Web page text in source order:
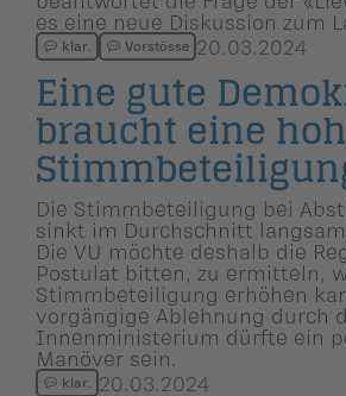
es eine neue Diskussion zum
klar. Vorstösse 20.03.2024
Eine gute
braucht eine
Die Stimmbeteiligung bei
sinkt im Durchschnitt
Die VU möchte deshalb die
Postulat bitten, zu ermitteln,
Stimmbeteiligung erhöhen
vorgängige Ablehnung durch
Innenministerium dürfte ein
Manöver sein.
klar. 20.03.2024